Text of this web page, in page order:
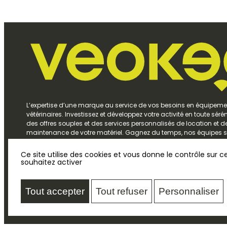
L’expertise d’une marque au service de vos besoins en
vétérinaires. Investissez et développez votre activité en toute
des offres souples et des services personnalisés de location et
maintenance de votre matériel. Gagnez du temps, nos équipes
au meilleur rapport qualité-prix.
Ce site utilise des cookies et vous donne le contrôle sur
souhaitez activer
Tout accepter Tout refuser Personnaliser